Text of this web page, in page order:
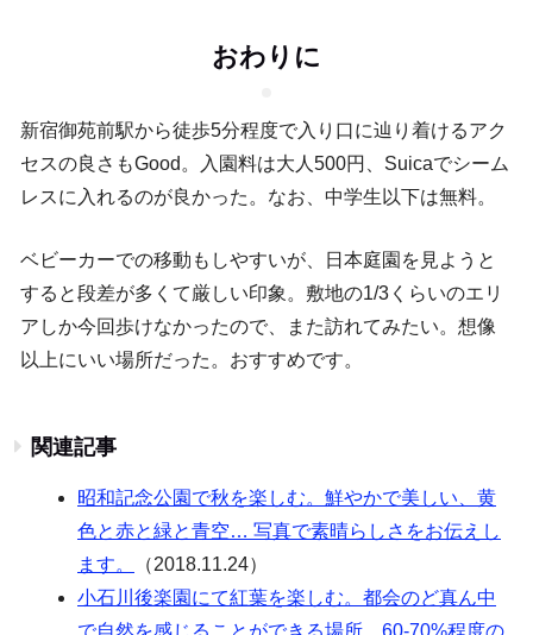
おわりに
新宿御苑前駅から徒歩5分程度で入り口に辿り着けるアク
セスの良さもGood。入園料は大人500円、Suicaでシーム
レスに入れるのが良かった。なお、中学生以下は無料。
ベビーカーでの移動もしやすいが、日本庭園を見ようと
すると段差が多くて厳しい印象。敷地の1/3くらいのエリ
アしか今回歩けなかったので、また訪れてみたい。想像
以上にいい場所だった。おすすめです。
関連記事
昭和記念公園で秋を楽しむ。鮮やかで美しい、黄
色と赤と緑と青空… 写真で素晴らしさをお伝えし
ます。
（2018.11.24）
小石川後楽園にて紅葉を楽しむ。都会のど真ん中